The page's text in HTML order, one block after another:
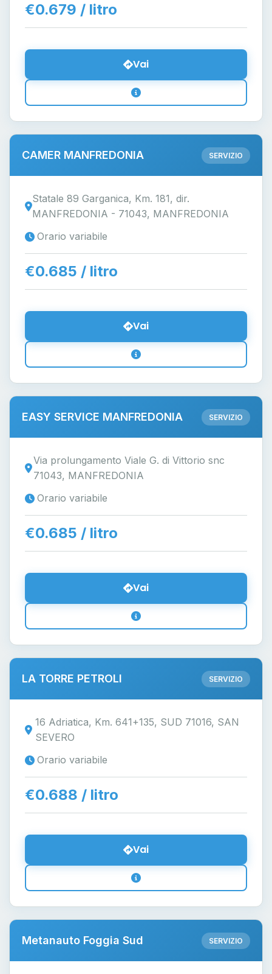
€0.679 / litro
Vai
CAMER MANFREDONIA SERVIZIO
Statale 89 Garganica, Km. 181, dir.
MANFREDONIA - 71043, MANFREDONIA
Orario variabile
€0.685 / litro
Vai
EASY SERVICE MANFREDONIA SERVIZIO
Via prolungamento Viale G. di Vittorio snc
71043, MANFREDONIA
Orario variabile
€0.685 / litro
Vai
LA TORRE PETROLI SERVIZIO
16 Adriatica, Km. 641+135, SUD 71016, SAN
SEVERO
Orario variabile
€0.688 / litro
Vai
Metanauto Foggia Sud SERVIZIO